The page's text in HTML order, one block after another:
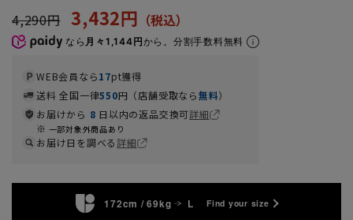
4,290円 3,432円
なら 月々1,144円から。分割手数料無料
WEB会員なら17pt獲得
送料 全国一律550円（店舗受取なら無料）
お届けから 8 日以内の返品交換可詳細
一部対象外商品あり
お届け日を調べる詳細
172cm / 69kg L Find your size